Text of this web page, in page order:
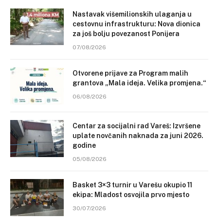
Nastavak višemilionskih ulaganja u
cestovnu infrastrukturu: Nova dionica
za još bolju povezanost Ponijera
07/08/2026
Otvorene prijave za Program malih
grantova „Mala ideja. Velika promjena.“
06/08/2026
Centar za socijalni rad Vareš: Izvršene
uplate novčanih naknada za juni 2026.
godine
05/08/2026
Basket 3×3 turnir u Varešu okupio 11
ekipa: Mladost osvojila prvo mjesto
30/07/2026